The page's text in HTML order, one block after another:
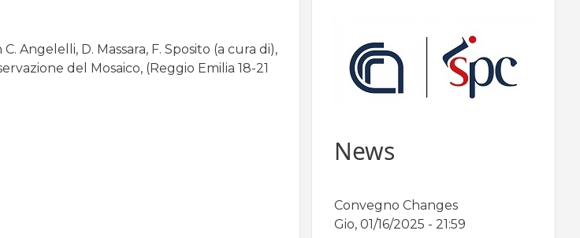
Angelelli, D. Massara, F. Sposito (a cura di),
del Mosaico, (Reggio Emilia 18-21
News
Convegno Changes
Gio, 01/16/2025 - 21:59